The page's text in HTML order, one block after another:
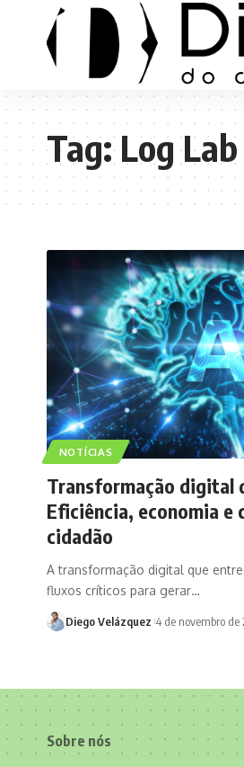
Tag:Log
NOTÍCIAS
Transformação digital
Eficiência, economia e
cidadão
A transformação digital que
fluxos críticos para gerar…
Diego Velázquez 4 de novembro de
Sobre nós